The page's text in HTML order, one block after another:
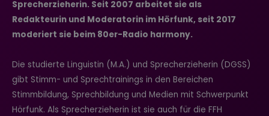
Sprecherzieherin. Seit 2007 arbeitet sie als
Redakteurin und Moderatorin im Hörfunk, seit 2017
moderiert sie beim 80er-Radio harmony.
Die studierte Linguistin (M.A.) und Sprecherzieherin (DGSS)
gibt Stimm- und Sprechtrainings in den Bereichen
Stimmbildung, Sprechbildung und Medien mit Schwerpunkt
Hörfunk. Als Sprecherzieherin ist sie auch für die FFH